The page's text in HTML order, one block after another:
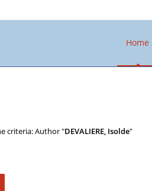
Home
criteria: Author "DEVALIERE, Isolde"